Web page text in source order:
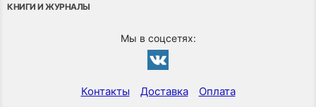
КНИГИ И ЖУРНАЛЫ
Мы в соцсетях:
Контакты Доставка Оплата